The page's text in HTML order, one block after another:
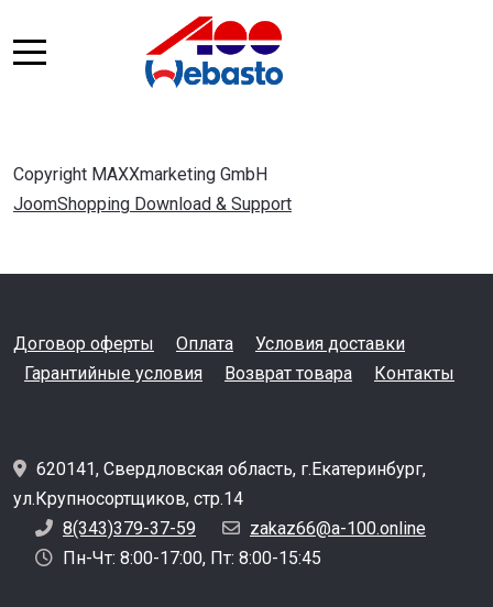
Copyright MAXXmarketing GmbH
JoomShopping Download & Support
Договор оферты Оплата
Условия доставки
Гарантийные условия
Возврат товара Контакты
620141, Свердловская область, г.Екатеринбург,
ул.Крупносортщиков, стр.14
8(343)379-37-59
zakaz66@a-100.online
Пн-Чт: 8:00-17:00, Пт: 8:00-15:45